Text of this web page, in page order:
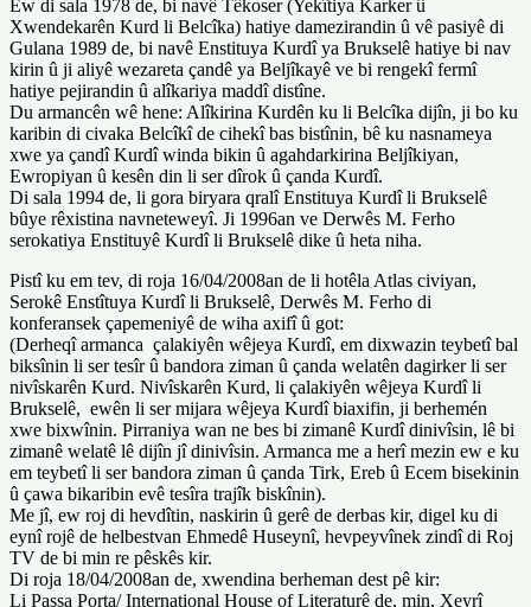
Ew di sala 1978 de, bi navê Têkoser (Yekîtiya Karker û
Xwendekarên Kurd li Belcîka) hatiye damezirandin û vê pasiyê di
Gulana 1989 de, bi navê Enstituya Kurdî ya Brukselê hatiye bi nav
kirin û ji aliyê wezareta çandê ya Beljîkayê ve bi rengekî fermî
hatiye pejirandin û alîkariya maddî distîne.
Du armancên wê hene: Alîkirina Kurdên ku li Belcîka dijîn, ji bo ku
karibin di civaka Belcîkî de cihekî bas bistînin, bê ku nasnameya
xwe ya çandî Kurdî winda bikin û agahdarkirina Beljîkiyan,
Ewropiyan û kesên din li ser dîrok û çanda Kurdî.
Di sala 1994 de, li gora biryara qralî Enstituya Kurdî li Brukselê
bûye rêxistina navneteweyî. Ji 1996an ve Derwês M. Ferho
serokatiya Enstituyê Kurdî li Brukselê dike û heta niha.
Pistî ku em tev, di roja 16/04/2008an de li hotêla Atlas civiyan,
Serokê Enstîtuya Kurdî li Brukselê, Derwês M. Ferho di
konferansek çapemeniyê de wiha axifî û got:
(Derheqî armanca çalakiyên wêjeya Kurdî, em dixwazin teybetî bal
biksînin li ser tesîr û bandora ziman û çanda welatên dagirker li ser
nivîskarên Kurd. Nivîskarên Kurd, li çalakiyên wêjeya Kurdî li
Brukselê, ewên li ser mijara wêjeya Kurdî biaxifin, ji berhemén
xwe bixwînin. Pirraniya wan ne bes bi zimanê Kurdî dinivîsin, lê bi
zimanê welatê lê dijîn jî dinivîsin. Armanca me a herî mezin ew e ku
em teybetî li ser bandora ziman û çanda Tirk, Ereb û Ecem bisekinin
û çawa bikaribin evê tesîra trajîk biskînin).
Me jî, ew roj di hevdîtin, naskirin û gerê de derbas kir, digel ku di
eynî rojê de helbestvan Ehmedê Huseynî, hevpeyvînek zindî di Roj
TV de bi min re pêskês kir.
Di roja 18/04/2008an de, xwendina berheman dest pê kir:
Li Passa Porta/ International House of Literaturê de, min, Xeyrî